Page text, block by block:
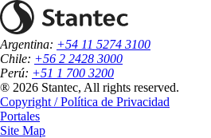
Argentina: +54 11 5274 3100
Chile: +56 2 2428 3000
Perú: +51 1 700 3200
® 2026 Stantec, All rights reserved.
Copyright / Política de Privacidad
Portales
Site Map